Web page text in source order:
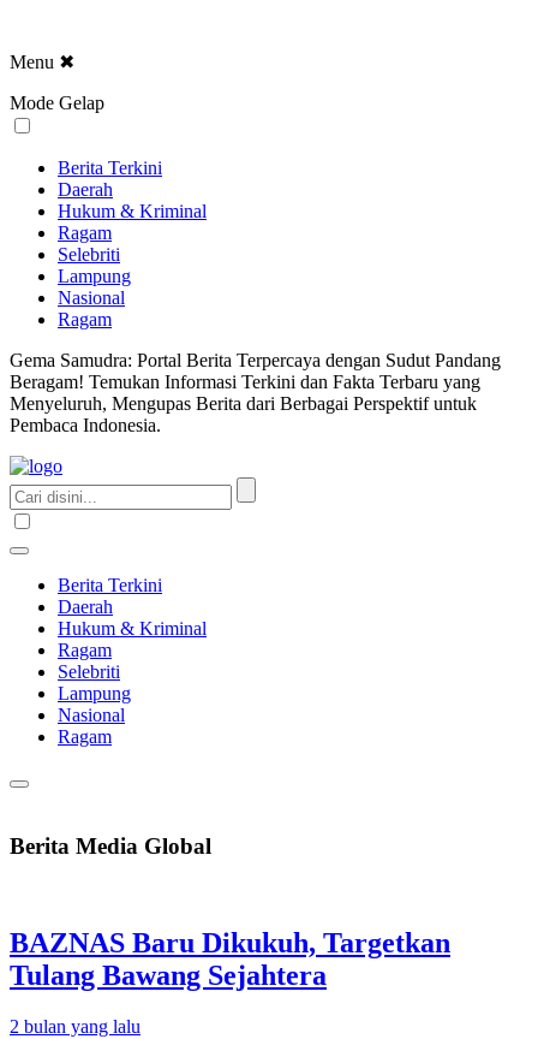
Menu ✖
Mode Gelap
Berita Terkini
Daerah
Hukum & Kriminal
Ragam
Selebriti
Lampung
Nasional
Ragam
Gema Samudra: Portal Berita Terpercaya dengan Sudut Pandang
Beragam! Temukan Informasi Terkini dan Fakta Terbaru yang
Menyeluruh, Mengupas Berita dari Berbagai Perspektif untuk
Pembaca Indonesia.
Berita Terkini
Daerah
Hukum & Kriminal
Ragam
Selebriti
Lampung
Nasional
Ragam
Berita Media Global
BAZNAS Baru Dikukuh, Targetkan
Tulang Bawang Sejahtera
2 bulan yang lalu